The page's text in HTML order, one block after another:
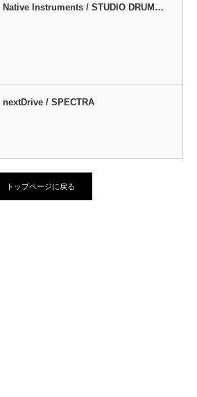
Native Instruments / STUDIO DRUM…
nextDrive / SPECTRA
トップページに戻る